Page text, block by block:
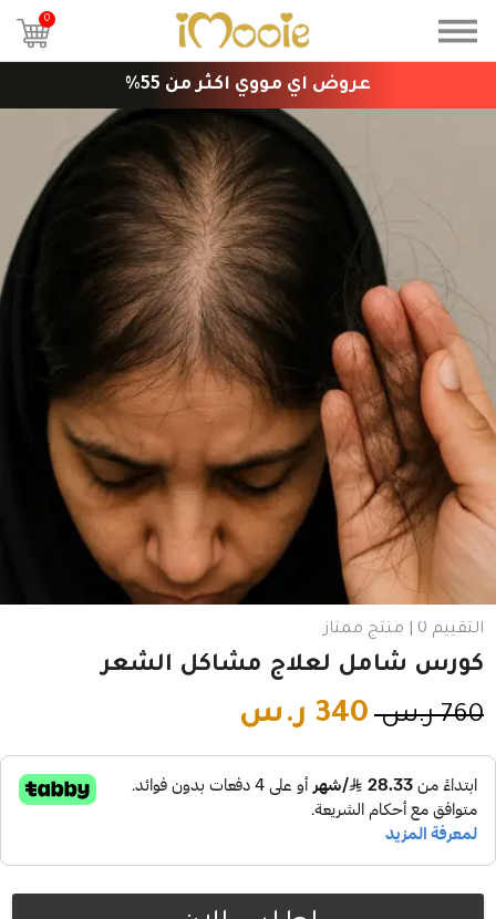
عروض اي مووي اكثر من 55%
0
التقييم 0 | منتج ممتاز
كورس شامل لعلاج مشاكل الشعر
760 ر.س 340 ر.س